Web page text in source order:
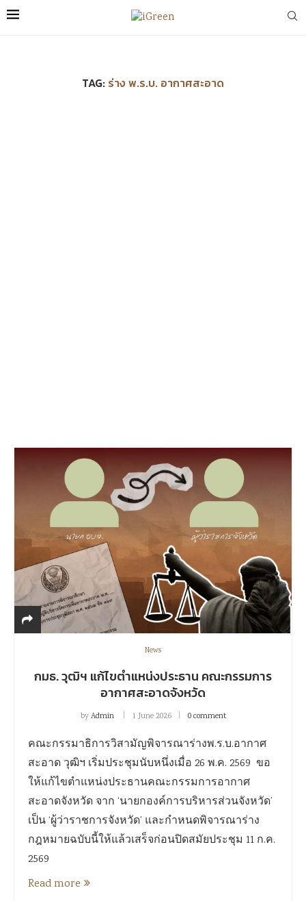
TAG: ร่าง พ.ร.บ. อากาศสะอาด
News
กมธ. วุฒิฯ แก้ไขตำแหน่งประธาน คณะกรรมการ
อากาศสะอาดจังหวัด
byAdmin 1 June 2026 0 comment
คณะกรรมาธิการวิสามัญพิจารณาร่างพ.ร.บ.อากาศ
สะอาด วุฒิฯ เริ่มประชุมนับหนึ่งเมื่อ 26 พ.ค. 2569 ขอ
ให้แก้ไขตำแหน่งประธานคณะกรรมการอากาศ
สะอาดจังหวัด จาก ‘นายกองค์การบริหารส่วนจังหวัด’
เป็น ‘ผู้ว่าราชการจังหวัด’ และกำหนดพิจารณาร่าง
กฎหมายฉบับนี้ให้แล้วเสร็จก่อนปิดสมัยประชุม 11 ก.ค.
2569
Read more